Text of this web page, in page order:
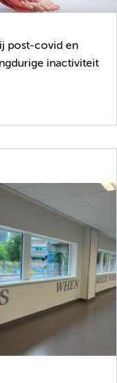
post-covid en
inactiviteit